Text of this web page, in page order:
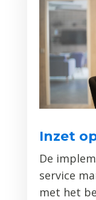
Inzet
De
service
met het